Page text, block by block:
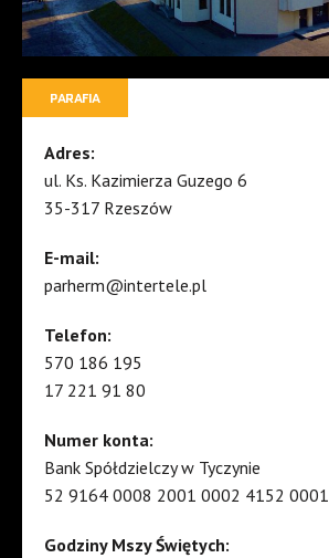
PARAFIA
Adres:
ul. Ks. Kazimierza Guzego 6
35-317 Rzeszów
E-mail:
parherm@intertele.pl
Telefon:
570 186 195
17 221 91 80
Numer konta:
Bank Spółdzielczy w Tyczynie
52 9164 0008 2001 0002 4152 0001
Godziny Mszy Świętych: